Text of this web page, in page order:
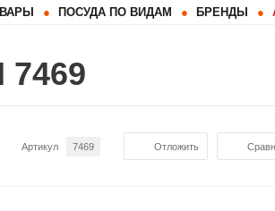
ПОСУДА ПО ВИДАМ БРЕНДЫ
7469
Отложить
Артикул 7469